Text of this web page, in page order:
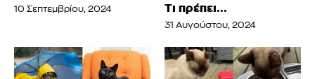
10 Σεπτεμβρίου, 2024
Τι πρέπει...
31 Αυγούστου, 2024